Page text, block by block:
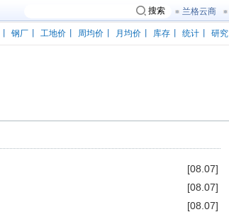
搜索 兰格云商
钢厂 工地价 周均价 月均价 库存 统计 研究
[08.07]
[08.07]
[08.07]